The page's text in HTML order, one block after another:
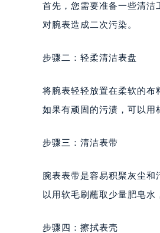
首先，您需要准备一些清洁
对腕表造成二次污染。
步骤二：轻柔清洁表盘
将腕表轻轻放置在柔软的布
如果有顽固的污渍，可以用
步骤三：清洁表带
腕表表带是容易积聚灰尘
以用软毛刷蘸取少量肥皂水
步骤四：擦拭表壳